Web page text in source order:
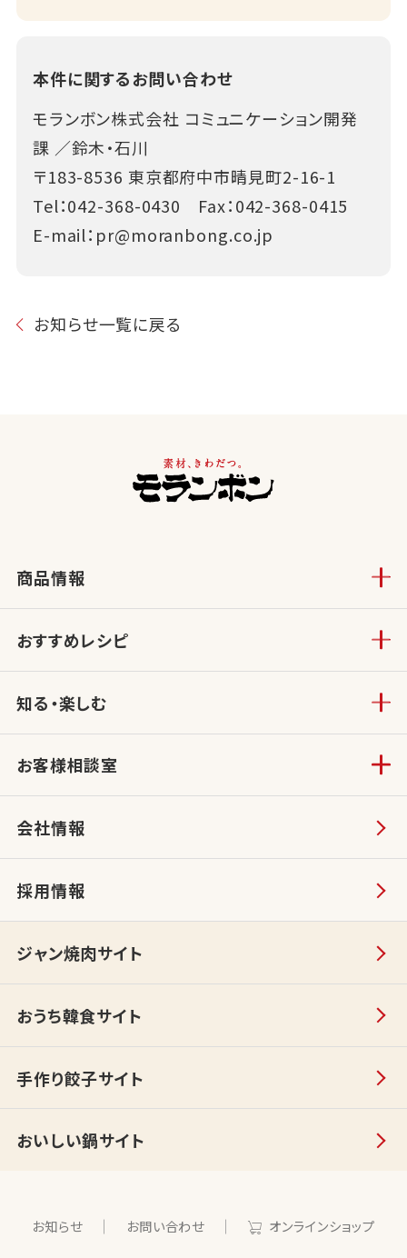
本件に関するお問い合わせ
モランボン株式会社 コミュニケーション開発
課 ／鈴木・石川
〒183-8536 東京都府中市晴見町2-16-1
Tel：042-368-0430 Fax：042-368-0415
E-mail： pr@moranbong.co.jp
お知らせ一覧に戻る
商品情報
おすすめレシピ
知る・楽しむ
お客様相談室
会社情報
採用情報
ジャン焼肉サイト
おうち韓食サイト
手作り餃子サイト
おいしい鍋サイト
お知らせ お問い合わせ オンラインショップ